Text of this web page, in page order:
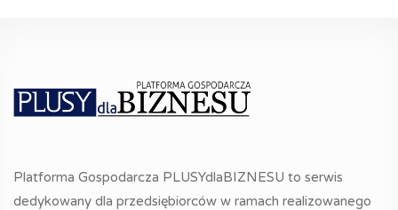
Platforma Gospodarcza PLUSYdlaBIZNESU to serwis
dedykowany dla przedsiębiorców w ramach realizowanego